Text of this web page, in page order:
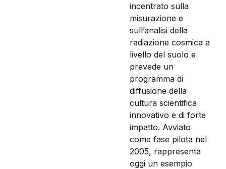
incentrato sulla
misurazione e
sull’analisi della
radiazione cosmica a
livello del suolo e
prevede un
programma di
diffusione della
cultura scientifica
innovativo e di forte
impatto. Avviato
come fase pilota nel
2005, rappresenta
oggi un esempio